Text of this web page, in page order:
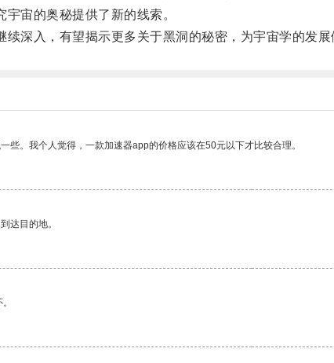
宙的奥秘提供了新的线索。
入，有望揭示更多关于黑洞的秘密，为宇宙学的发展
些。我个人觉得，一款加速器app的价格应该在50元以下才比较合理。
达目的地。